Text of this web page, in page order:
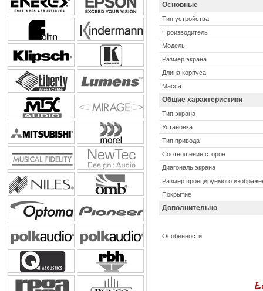
Основные
Тип устройства
Производитель
Модель
Размер экрана
Длина корпуса
Масса
Общие характеристики
Тип экрана
Установка
Тип привода
Соотношение сторон
Диагональ экрана
Размер проецируемого
Покрытие
Дополнительно
Особенности